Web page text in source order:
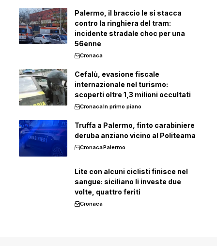
Palermo, il braccio le si stacca
contro la ringhiera del tram:
incidente stradale choc per una
56enne
Cronaca
Cefalù, evasione fiscale
internazionale nel turismo:
scoperti oltre 1,3 milioni occultati
CronacaIn primo piano
Truffa a Palermo, finto carabiniere
deruba anziano vicino al Politeama
CronacaPalermo
Lite con alcuni ciclisti finisce nel
sangue: siciliano li investe due
volte, quattro feriti
Cronaca